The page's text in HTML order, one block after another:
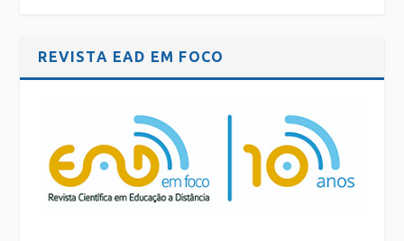
REVISTA EAD EM FOCO